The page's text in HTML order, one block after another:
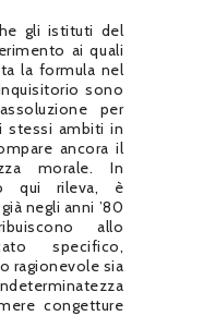
gli istituti del
ai quali
la formula nel
sono
per
stessi ambiti in
ancora il
morale. In
qui rileva, è
negli anni ’80
allo
specifico,
ragionevole sia
congetture